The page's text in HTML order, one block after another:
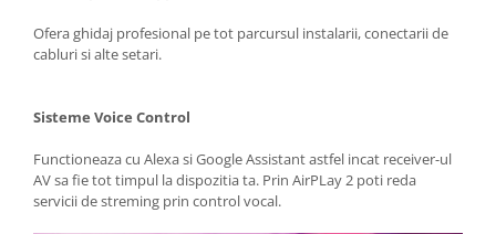
Ofera ghidaj profesional pe tot parcursul instalarii, conectarii de
cabluri si alte setari.
Sisteme Voice Control
Functioneaza cu Alexa si Google Assistant astfel incat receiver-ul
AV sa fie tot timpul la dispozitia ta. Prin AirPLay 2 poti reda
servicii de streming prin control vocal.